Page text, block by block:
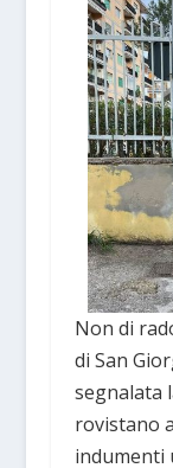
Non di
di San
segnalata
rovistano
indumenti